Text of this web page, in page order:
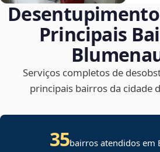
Principais
Serviços completos de
principais bairros da cidade
35bairros atendidos em